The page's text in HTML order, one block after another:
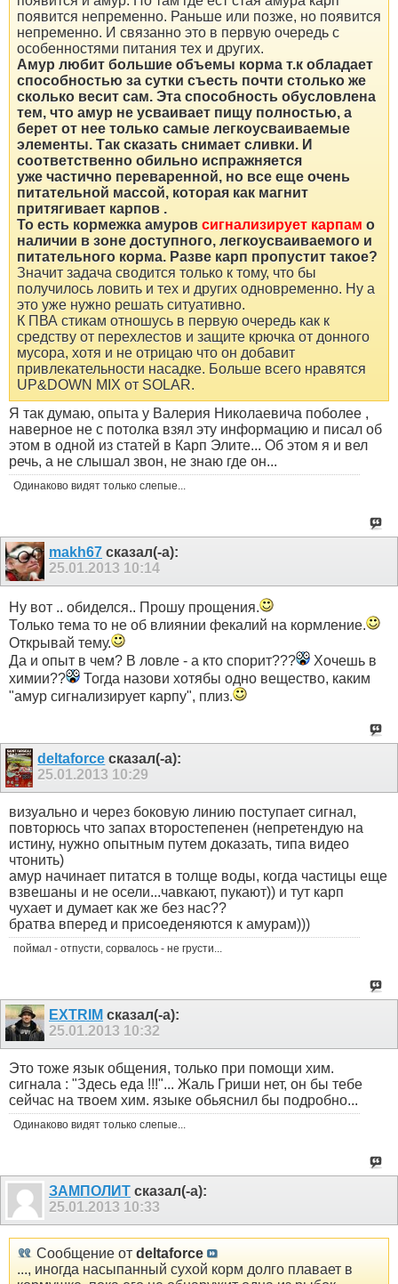
появится непременно. Раньше или позже, но появится
непременно. И связанно это в первую очередь с
особенностями питания тех и других.
Амур любит большие объемы корма т.к обладает
способностью за сутки съесть почти столько же
сколько весит сам. Эта способность обусловлена
тем, что амур не усваивает пищу полностью, а
берет от нее только самые легкоусваиваемые
элементы. Так сказать снимает сливки. И
соответственно обильно испражняется
уже частично переваренной, но все еще очень
питательной массой, которая как магнит
притягивает карпов .
То есть кормежка амуров сигнализирует карпам о
наличии в зоне доступного, легкоусваиваемого и
питательного корма. Разве карп пропустит такое?
Значит задача сводится только к тому, что бы
получилось ловить и тех и других одновременно. Ну а
это уже нужно решать ситуативно.
К ПВА стикам отношусь в первую очередь как к
средству от перехлестов и защите крючка от донного
мусора, хотя и не отрицаю что он добавит
привлекательности насадке. Больше всего нравятся
UP&DOWN MIX от SOLAR.
Я так думаю, опыта у Валерия Николаевича поболее ,
наверное не с потолка взял эту информацию и писал об
этом в одной из статей в Карп Элите... Об этом я и вел
речь, а не слышал звон, не знаю где он...
Одинаково видят только слепые...
makh67 сказал(-а):
25.01.2013 10:14
Ну вот .. обиделся.. Прошу прощения.
Только тема то не об влиянии фекалий на кормление.
Открывай тему.
Да и опыт в чем? В ловле - а кто спорит???
Хочешь в
химии??
Тогда назови хотябы одно вещество, каким
"амур сигнализирует карпу", плиз.
deltaforce сказал(-а):
25.01.2013 10:29
визуально и через боковую линию поступает сигнал,
повторюсь что запах второстепенен (непретендую на
истину, нужно опытным путем доказать, типа видео
чтонить)
амур начинает питатся в толще воды, когда частицы еще
взвешаны и не осели...чавкают, пукают)) и тут карп
чухает и думает как же без нас??
братва вперед и присоеденяются к амурам)))
поймал - отпусти, сорвалось - не грусти...
EXTRIM сказал(-а):
25.01.2013 10:32
Это тоже язык общения, только при помощи хим.
сигнала : "Здесь еда !!!"... Жаль Гриши нет, он бы тебе
сейчас на твоем хим. языке обьяснил бы подробно...
Одинаково видят только слепые...
ЗАМПОЛИТ сказал(-а):
25.01.2013 10:33
Сообщение от deltaforce
..., иногда насыпанный сухой корм долго плавает в